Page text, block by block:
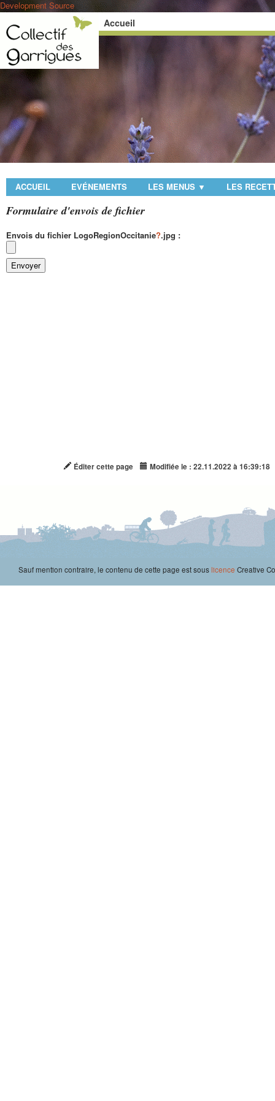
Development Source
Accueil
ACCUEIL EVÉNEMENTS LES MENUS ▼ LES
Formulaire d'envois de fichier
Envois du fichier LogoRegionOccitanie?.jpg :
Éditer cette page Modifiée le : 22.11.2022 à 16:39:18
Sauf mention contraire, le contenu de cette page est souslicence Creative